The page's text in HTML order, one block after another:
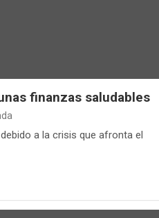
finanzas saludables
a la crisis que afronta el